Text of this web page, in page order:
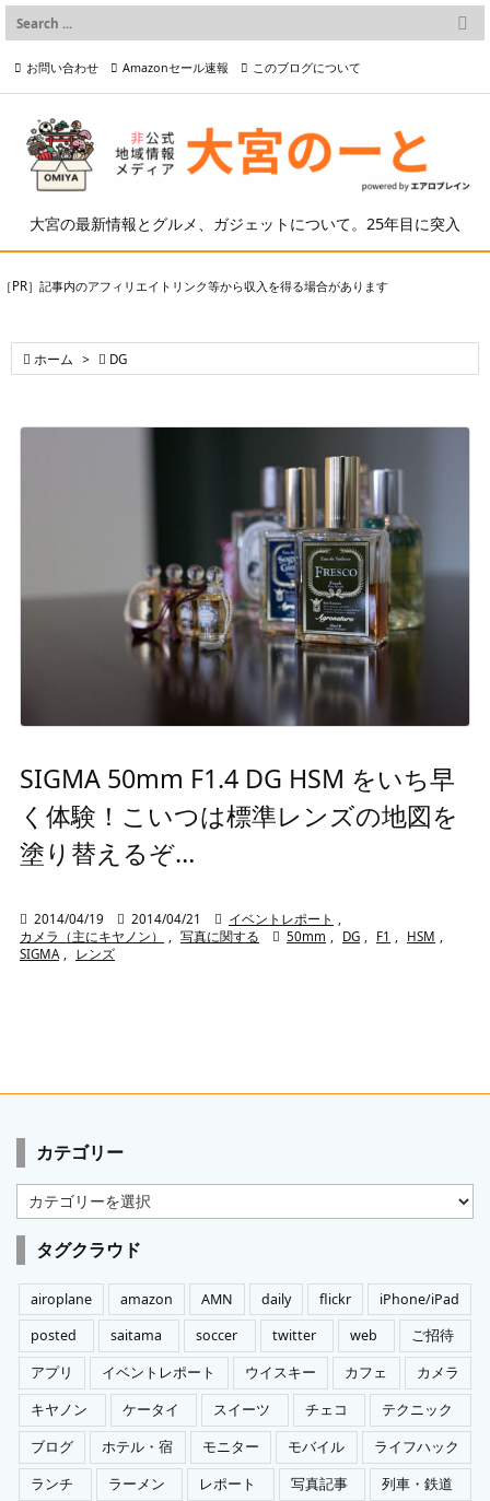
大宮の最新情報とグルメ、ガジェットについて。25年目に突入

メニュー

検索
お問い合わせ Amazonセール速報 このブログについて
プライバシーポリシー等
［PR］記事内のアフィリエイトリンク等から収入を得る場合があります
 ホーム >  DG
SIGMA 50mm F1.4 DG HSM をいち早
く体験！こいつは標準レンズの地図を
塗り替えるぞ…
 2014/04/19  2014/04/21  イベントレポート ,
カメラ（主にキヤノン）
, 写真に関する  50mm , DG , F1 , HSM ,
SIGMA , レンズ
カテゴリー
カ
テ
ゴ
リ
ー
タグクラウド
airoplane amazon AMN daily flickr
iPhone/iPad
posted
saitama soccer twitter web
ご招待
アプリ
イベントレポート ウイスキー カフェ
カメラ
キヤノン
ケータイ スイーツ チェコ
テクニック
ブログ
ホテル・宿 モニター モバイル
ライフハック
ランチ
ラーメン レポート 写真記事
列車・鉄道